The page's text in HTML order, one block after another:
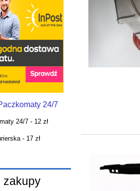
24/7
24/7 - 12 zł
- 17 zł
zakupy